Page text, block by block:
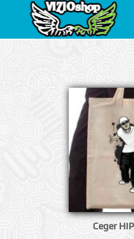
Ceger